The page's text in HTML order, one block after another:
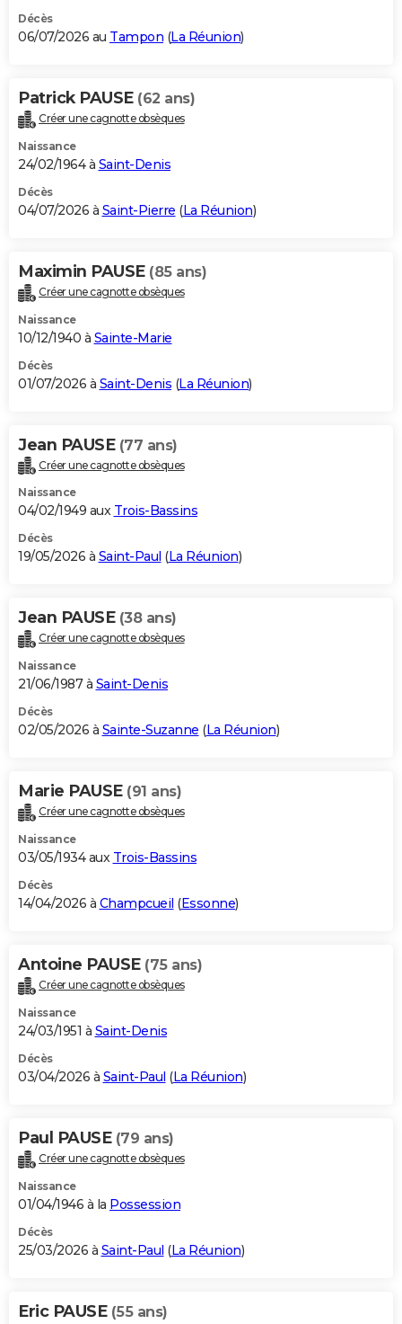
S'inscrire
Se connecter
Lycées
Collèges
Primaires
Universités
Entreprises
Service militaire
Avis de recherche
AVIS DE DÉCÈS
Bricolage
Lifestyle
Culture
Sport
Auto
Television
Voyage
Cinema
Décès
06/07/2026 au Tampon (La Réunion)
Patrick PAUSE (62 ans)
Créer une cagnotte obsèques
Naissance
24/02/1964 à Saint-Denis
Décès
04/07/2026 à Saint-Pierre (La Réunion)
Maximin PAUSE (85 ans)
Créer une cagnotte obsèques
Naissance
10/12/1940 à Sainte-Marie
Décès
01/07/2026 à Saint-Denis (La Réunion)
Jean PAUSE (77 ans)
Créer une cagnotte obsèques
Naissance
04/02/1949 aux Trois-Bassins
Décès
19/05/2026 à Saint-Paul (La Réunion)
Jean PAUSE (38 ans)
Créer une cagnotte obsèques
Naissance
21/06/1987 à Saint-Denis
Décès
02/05/2026 à Sainte-Suzanne (La Réunion)
Marie PAUSE (91 ans)
Créer une cagnotte obsèques
Naissance
03/05/1934 aux Trois-Bassins
Décès
14/04/2026 à Champcueil (Essonne)
Antoine PAUSE (75 ans)
Créer une cagnotte obsèques
Naissance
24/03/1951 à Saint-Denis
Décès
03/04/2026 à Saint-Paul (La Réunion)
Paul PAUSE (79 ans)
Créer une cagnotte obsèques
Naissance
01/04/1946 à la Possession
Décès
25/03/2026 à Saint-Paul (La Réunion)
Eric PAUSE (55 ans)